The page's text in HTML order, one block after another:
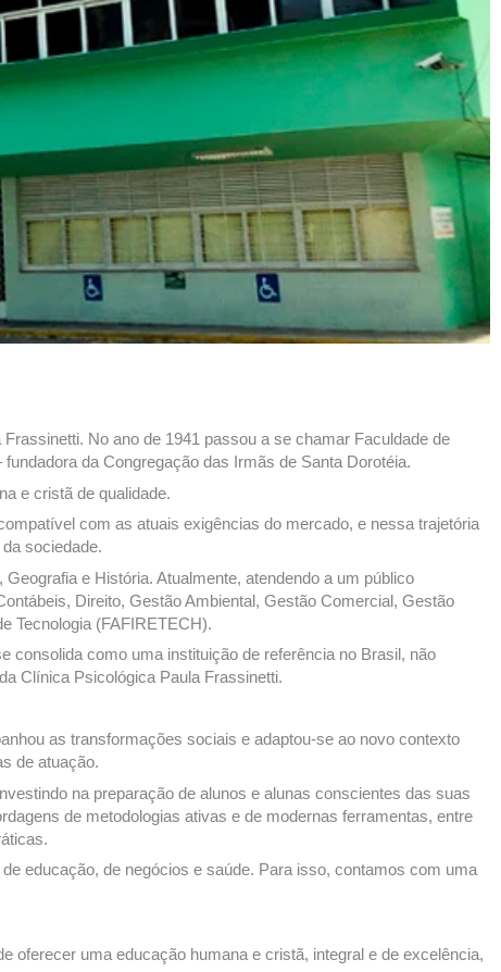
No ano de 1941 passou a se chamar Faculdade de
da Congregação das Irmãs de Santa Dorotéia.
e cristã de qualidade.
com as atuais exigências do mercado, e nessa trajetória
sociedade.
e História. Atualmente, atendendo a um público
Direito, Gestão Ambiental, Gestão Comercial, Gestão
Tecnologia (FAFIRETECH).
consolida como uma instituição de referência no Brasil, não
Clínica Psicológica Paula Frassinetti.
as transformações sociais e adaptou-se ao novo contexto
de atuação.
na preparação de alunos e alunas conscientes das suas
de metodologias ativas e de modernas ferramentas, entre
educação, de negócios e saúde. Para isso, contamos com uma
oferecer uma educação humana e cristã, integral e de excelência,